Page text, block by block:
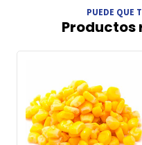
PUEDE QUE
Productos